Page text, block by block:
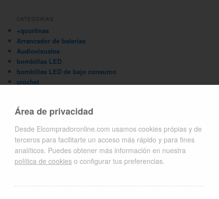
CATEGORÍAS
+qcortinas
Arrancador de baterías
Audiovisuales
bombillas LED
bombillas LED de bajo consumo
crochet
Flamenco
joyas
Moda
Moda Urbana
Música
Perros
Área de privacidad
Desde Elcompradoronline.com usamos cookies própias y de
terceros para facilitarte un acceso más rápido y para fines
analíticos. Puedes obtener más información en nuestra
política de cookies o configurar tus preferencias.